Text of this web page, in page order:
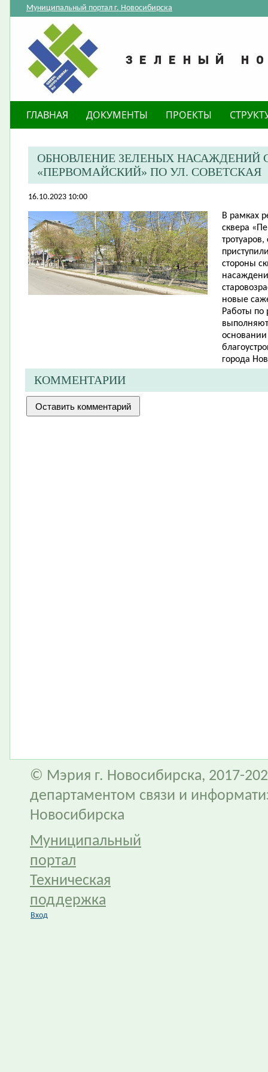
Муниципальный портал г. Новосибирска
ГЛАВНАЯ ДОКУМЕНТЫ ПРОЕКТЫ
ОБНОВЛЕНИЕ ЗЕЛЕНЫХ НАСАЖДЕНИЙ
«ПЕРВОМАЙСКИЙ» ПО УЛ. СОВЕТСКАЯ
16.10.2023 10:00
​В рамках
сквера
стороны
новые
Работы по
города
КОММЕНТАРИИ
© Мэрия г. Новосибирска, 2017-
департаментом связи и
Новосибирска
Муниципальный
портал
Техническая
поддержка
Вход